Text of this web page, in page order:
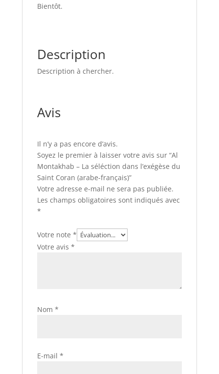
Bientôt.
Description
Description à chercher.
Avis
Il n’y a pas encore d’avis.
Soyez le premier à laisser votre avis sur “Al
Montakhab – La séléction dans l’exégèse du
Saint Coran (arabe-français)”
Votre adresse e-mail ne sera pas publiée.
Les champs obligatoires sont indiqués avec
*
Votre note *
Votre avis *
Nom *
E-mail *